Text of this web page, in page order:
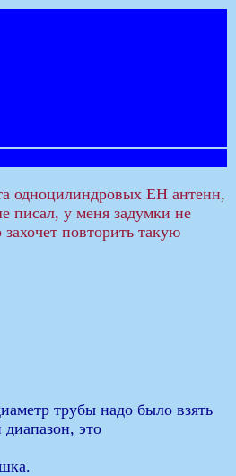
одноцилиндровых ЕН антенн,
писал, у меня задумки не
повторить такую
трубы надо было взять
это